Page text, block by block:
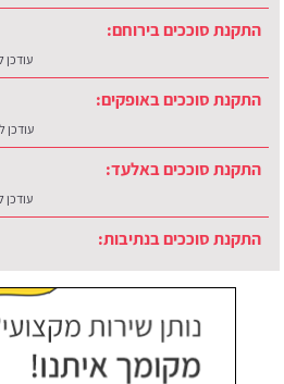
התקנת סוככים בירוחם:
עודכן
התקנת סוככים באופקים:
עודכן
התקנת סוככים באלעד:
עודכן
התקנת סוככים בנתיבות:
עודכן